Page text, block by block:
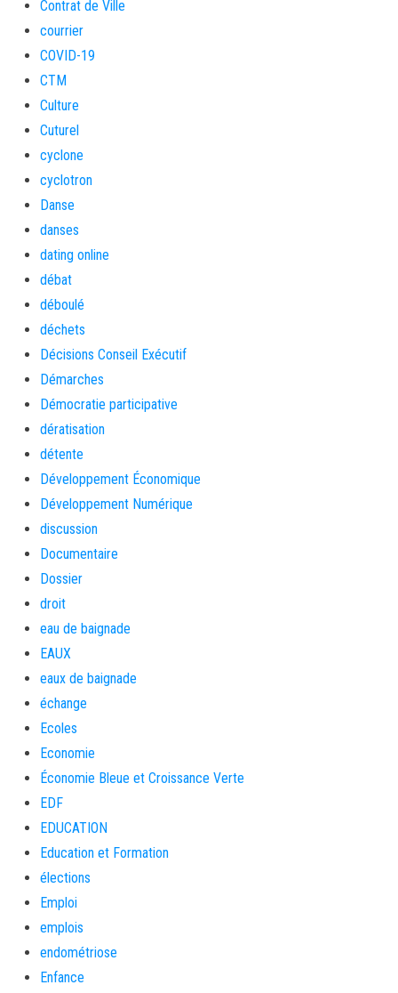
Contrat de Ville
courrier
COVID-19
CTM
Culture
Cuturel
cyclone
cyclotron
Danse
danses
dating online
débat
déboulé
déchets
Décisions Conseil Exécutif
Démarches
Démocratie participative
dératisation
détente
Développement Économique
Développement Numérique
discussion
Documentaire
Dossier
droit
eau de baignade
EAUX
eaux de baignade
échange
Ecoles
Economie
Économie Bleue et Croissance Verte
EDF
EDUCATION
Education et Formation
élections
Emploi
emplois
endométriose
Enfance